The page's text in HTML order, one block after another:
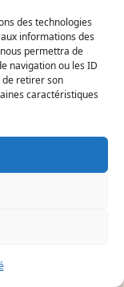
des technologies
informations des
permettra de
navigation ou les ID
de retirer son
caractéristiques
usure
ou une
voire
spécialiste a
COP,
plus élevée
de